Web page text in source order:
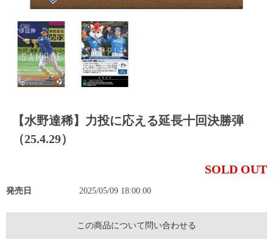
【水野達稀】力投に応える延長十回決勝弾
（25.4.29）
SOLD OUT
発売日 2025/05/09 18:00:00
この商品について問い合わせる